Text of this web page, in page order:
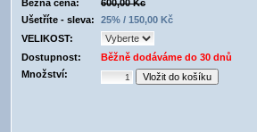
Běžná cena:
600,00 Kč
Ušetříte - sleva:
25% / 150,00 Kč
VELIKOST:
Dostupnost:
Běžně dodáváme do 30 dnů
Množství: